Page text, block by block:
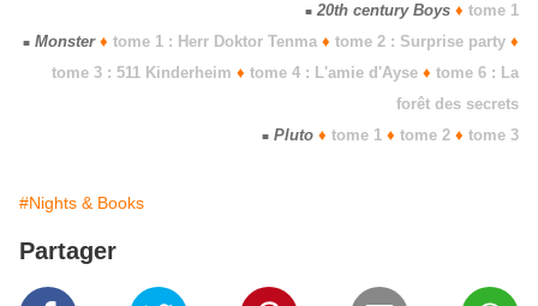
■ 20th century Boys ♦ tome 1
■ Monster ♦ tome 1 : Herr Doktor Tenma ♦ tome 2 : Surprise party ♦
tome 3 : 511 Kinderheim ♦ tome 4 : L'amie d'Ayse ♦ tome 6 : La
forêt des secrets
■ Pluto ♦ tome 1 ♦ tome 2 ♦ tome 3
#Nights & Books
Partager